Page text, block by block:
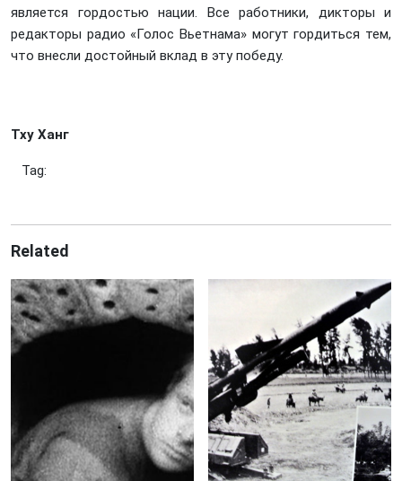
является гордостью нации. Все работники, дикторы и
редакторы радио «Голос Вьетнама» могут гордиться тем,
что внесли достойный вклад в эту победу.
Тху Ханг
Tag:
Related